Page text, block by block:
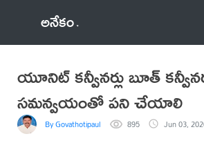
అనేకం
యూనిట్ కన్వీనర్లు బూత్
సమన్వయంతో పని చేయాలి
By Govathotipaul 895 Jun 03,